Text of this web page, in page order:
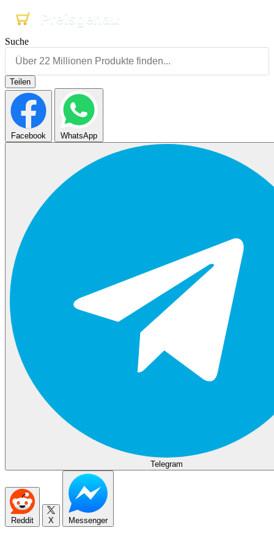
Preisgenau
Preisgenau
Preisgenau
Suche
Teilen
Facebook WhatsApp
Telegram
Reddit X Messenger